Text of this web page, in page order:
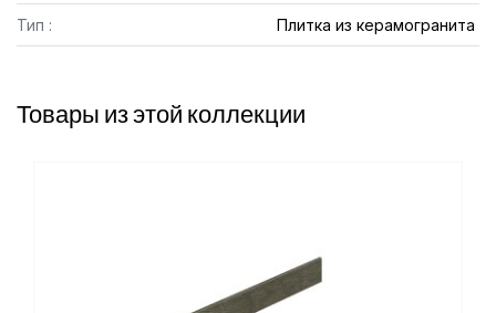
Тип : Плитка из керамогранита
Товары из этой коллекции